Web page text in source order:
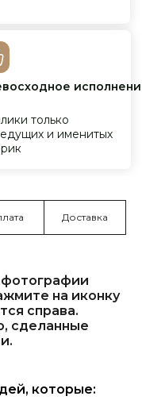
Доставка
на иконку
справа.
сделанные
которые: